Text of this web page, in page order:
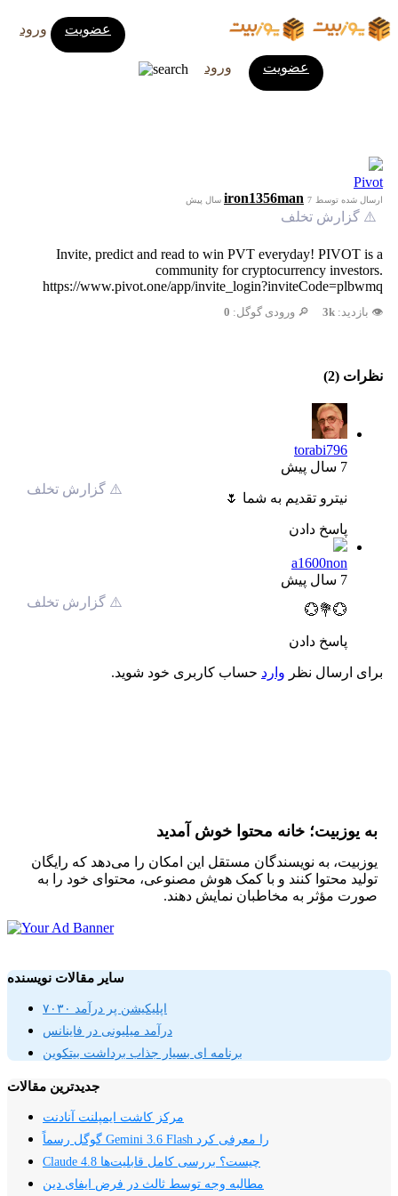
ورود عضویت
ورود عضویت
Pivot
ارسال شده توسط iron1356man 7 سال پیش
⚠️ گزارش تخلف
Invite, predict and read to win PVT everyday! PIVOT is a
community for cryptocurrency investors.
https://www.pivot.one/app/invite_login?inviteCode=plbwmq
👁️ بازدید: 3k 🔎 ورودی گوگل: 0
نظرات (2)
torabi796
7 سال پیش
⚠️ گزارش تخلف
نیترو تقدیم به شما 🌷
پاسخ دادن
a1600non
7 سال پیش
⚠️ گزارش تخلف
💮💐💮
پاسخ دادن
برای ارسال نظر وارد حساب کاربری خود شوید.
به یوزبیت؛ خانه محتوا خوش آمدید
یوزبیت، به نویسندگان مستقل این امکان را می‌دهد که رایگان
تولید محتوا کنند و با کمک هوش مصنوعی، محتوای خود را به
صورت مؤثر به مخاطبان نمایش دهند.
سایر مقالات نویسنده
اپلیکیشن پر درآمد ۷۰۳۰
درآمد میلیونی در فاینانس
برنامه ای بسیار جذاب برداشت بیتکوین
جدیدترین مقالات
مرکز کاشت ایمپلنت آنادنت
گوگل رسماً Gemini 3.6 Flash را معرفی کرد
Claude 4.8 چیست؟ بررسی کامل قابلیت‌ها
مطالبه وجه توسط ثالث در فرض ایفای دین